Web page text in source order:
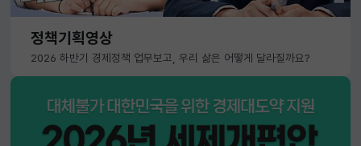
정책기획영상
2026 하반기 경제정책 업무보고, 우리 삶은 어떻게 달라질까요?